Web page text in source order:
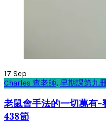
17 Sep
Charles 查老師, 早期課第九
老鼠會手法的一切萬有-
438節